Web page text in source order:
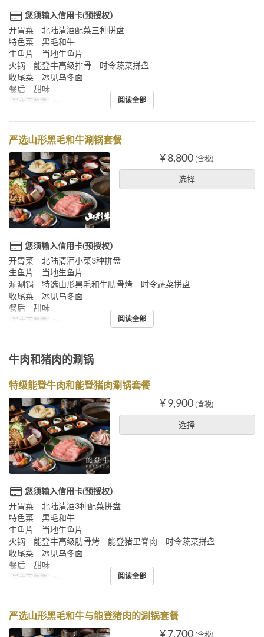
您须输入信用卡(预授权）
开胃菜 北陆清酒配菜三种拼盘
特色菜 黒毛和牛
生鱼片 当地生鱼片
火锅 能登牛高级排骨 时令蔬菜拼盘
收尾菜 冰见乌冬面
餐后 甜味
最大下单数 2 ~ 阅读全部
严选山形黑毛和牛涮锅套餐
¥ 8,800 (含税)
选择
您须输入信用卡(预授权）
开胃菜 北陆清酒小菜3种拼盘
生鱼片 当地生鱼片
涮涮锅 特选山形黑毛和牛肋骨烤 时令蔬菜拼盘
收尾菜 冰见乌冬面
餐后 甜味
最大下单数 2 ~ 阅读全部
牛肉和猪肉的涮锅
特级能登牛肉和能登猪肉涮锅套餐
¥ 9,900 (含税)
选择
您须输入信用卡(预授权）
开胃菜 北陆清酒3种配菜拼盘
特色菜 黒毛和牛
生鱼片 当地生鱼片
火锅 能登牛高级肋骨烤 能登猪里脊肉 时令蔬菜拼盘
收尾菜 冰见乌冬面
餐后 甜味
最大下单数 2 ~ 阅读全部
严选山形黑毛和牛与能登猪肉的涮锅套餐
¥ 7,700 (含税)